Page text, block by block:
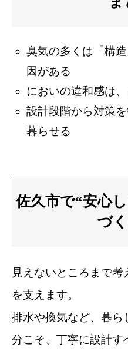
臭気の多くは「構
因がある
においの違和感は
設計段階から対策
暮らせる
佐久市で“安心
づ
見えないところまで
を支えます。
排水や換気など、暮ら
分こそ、丁寧に設計す